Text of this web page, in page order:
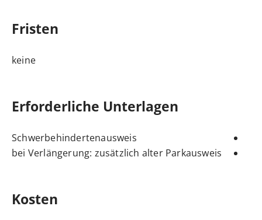
Fristen
keine
Erforderliche Unterlagen
Schwerbehindertenausweis
bei Verlängerung: zusätzlich alter Parkausweis
Kosten